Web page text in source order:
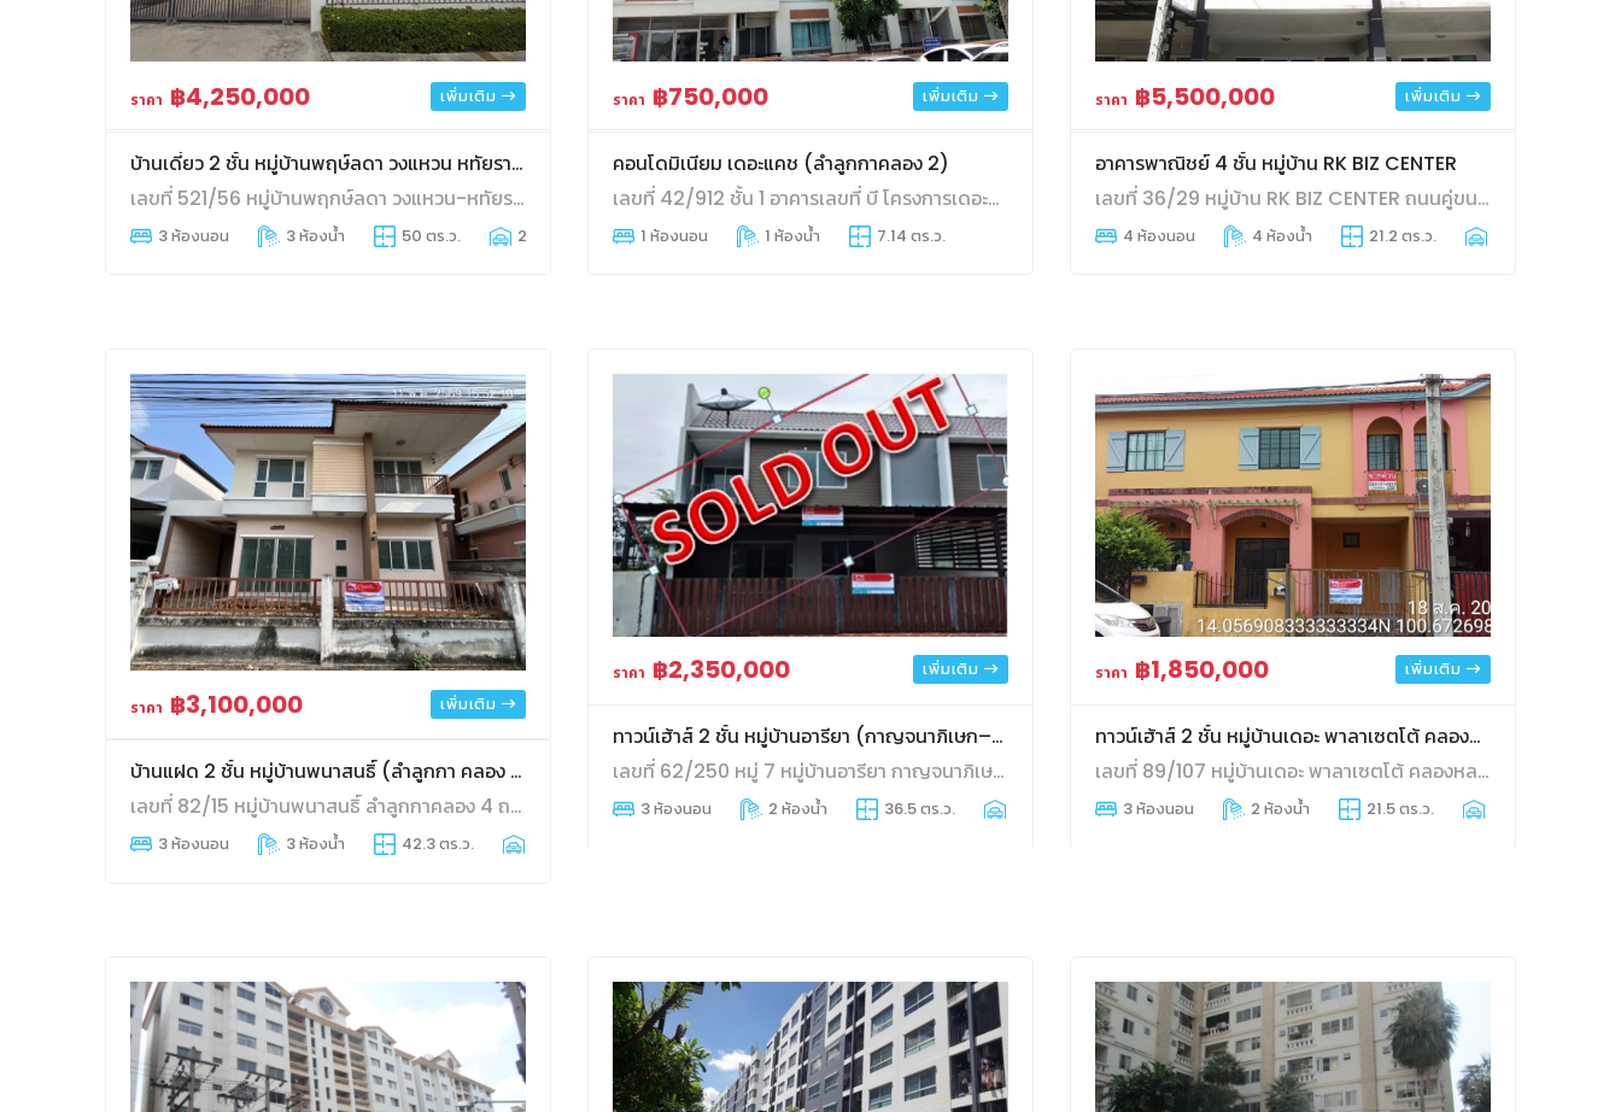
ราคา ฿4,250,000 เพิ่มเติม
บ้านเดี่ยว 2 ชั้น หมู่บ้านพฤษ์ลดา วงแหวน หทัยราษฎร์
เลขที่ 521/56 หมู่บ้านพฤกษ์ลดา วงแหวน-หทัยราษฎร์ ถนนหทัยราษฎร์ แขวงสามวาตะวันตก เขตคลองสามวา กรุงเทพมหานคร
3 ห้องนอน 3 ห้องน้ำ 50 ตร.ว. 2 ที่จอดรถ
ราคา ฿750,000 เพิ่มเติม
คอนโดมิเนียม เดอะแคช (ลำลูกกาคลอง 2)
เลขที่ 42/912 ชั้น 1 อาคารเลขที่ บี โครงการเดอะแคช ลำลูกกาคลอง 2 ตำบลคูคต อำเภอลำลูกกา จังหวัดปทุมธานี
1 ห้องนอน 1 ห้องน้ำ 7.14 ตร.ว.
ราคา ฿5,500,000 เพิ่มเติม
อาคารพาณิชย์ 4 ชั้น หมู่บ้าน RK BIZ CENTER
เลขที่ 36/29 หมู่บ้าน RK BIZ CENTER ถนนคู่ขนานมอเตอร์เวย์ แขวงคลองสองต้นนุ่น เขตลาดกระบัง จังหวัดกรุงเทพมหานคร
4 ห้องนอน 4 ห้องน้ำ 21.2 ตร.ว.
ราคา ฿3,100,000 เพิ่มเติม
บ้านแฝด 2 ช้้น หมู่บ้านพนาสนธิ์ (ลำลูกกา คลอง 4)
เลขที่ 82/15 หมู่บ้านพนาสนธิ์ ลำลูกกาคลอง 4 ถนนไสวประชาราษฎร์ ตำบลลาดสวาย อำเภอลำลูกกา จังหวัดปทุมธานี
3 ห้องนอน 3 ห้องน้ำ 42.3 ตร.ว.
ราคา ฿2,350,000 เพิ่มเติม
ทาวน์เฮ้าส์ 2 ชั้น หมู่บ้านอารียา (กาญจนาภิเษก–ราชพฤกษ์)
เลขที่ 62/250 หมู่ 7 หมู่บ้านอารียา กาญจนาภิเษก–ราชพฤกษ์ ถนนบางกรวย-ไทรน้อย ตำบลไทรน้อย อำเภอไทรน้อย จังหวัดนนทบุรี
3 ห้องนอน 2 ห้องน้ำ 36.5 ตร.ว.
ราคา ฿1,850,000 เพิ่มเติม
ทาวน์เฮ้าส์ 2 ชั้น หมู่บ้านเดอะ พาลาเซตโต้ คลองหลวง ทับ 107
เลขที่ 89/107 หมู่บ้านเดอะ พาลาเซตโต้ คลองหลวง ติดถนนเลียบคลองสาม ตำบลคลองสาม อำเภอคลองหลวง จังหวัดปทุมธานี
3 ห้องนอน 2 ห้องน้ำ 21.5 ตร.ว.